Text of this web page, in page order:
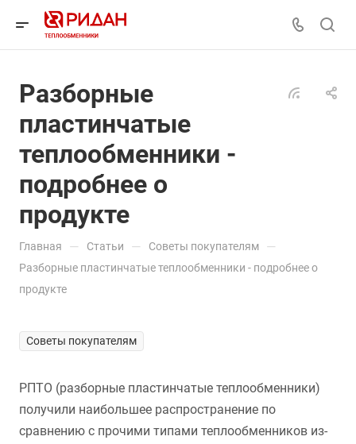
Разборные
пластинчатые
теплообменники -
подробнее о
продукте
Главная — Статьи — Советы покупателям —
Разборные пластинчатые теплообменники - подробнее о
продукте
Советы покупателям
РПТО (разборные пластинчатые теплообменники)
получили наибольшее распространение по
сравнению с прочими типами теплообменников из-